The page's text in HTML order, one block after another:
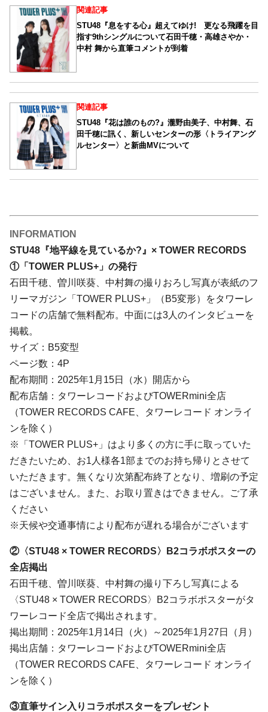
関連記事
STU48『息をする心』超えてゆけ! 更なる飛躍を目
指す9thシングルについて石田千穂・高雄さやか・
中村 舞から直筆コメントが到着
関連記事
STU48『花は誰のもの?』瀧野由美子、中村舞、石
田千穂に訊く、新しいセンターの形〈トライアング
ルセンター〉と新曲MVについて
INFORMATION
STU48『地平線を見ているか?』× TOWER RECORDS
①「TOWER PLUS+」の発行
石田千穂、曽川咲葵、中村舞の撮りおろし写真が表紙のフ
リーマガジン「TOWER PLUS+」（B5変形）をタワーレ
コードの店舗で無料配布。中面には3人のインタビューを
掲載。
サイズ：B5変型
ページ数：4P
配布期間：2025年1月15日（水）開店から
配布店舗：タワーレコードおよびTOWERmini全店
（TOWER RECORDS CAFE、タワーレコード オンライ
ンを除く）
※「TOWER PLUS+」はより多くの方に手に取っていた
だきたいため、お1人様各1部までのお持ち帰りとさせて
いただきます。無くなり次第配布終了となり、増刷の予定
はございません。また、お取り置きはできません。ご了承
ください
※天候や交通事情により配布が遅れる場合がございます
②〈STU48 × TOWER RECORDS〉B2コラボポスターの
全店掲出
石田千穂、曽川咲葵、中村舞の撮り下ろし写真による
〈STU48 × TOWER RECORDS〉B2コラボポスターがタ
ワーレコード全店で掲出されます。
掲出期間：2025年1月14日（火）～2025年1月27日（月）
掲出店舗：タワーレコードおよびTOWERmini全店
（TOWER RECORDS CAFE、タワーレコード オンライ
ンを除く）
③直筆サイン入りコラボポスターをプレゼント